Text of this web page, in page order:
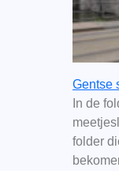
Gentse
In de
folder